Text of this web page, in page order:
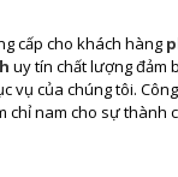
cấp cho khách hàng
uy tín chất lượng đảm
vụ của chúng tôi.
chỉ nam cho sự thành